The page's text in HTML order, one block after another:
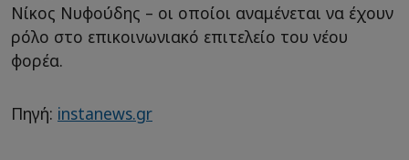
Νίκος Νυφούδης – οι οποίοι αναμένεται να έχουν
ρόλο στο επικοινωνιακό επιτελείο του νέου
φορέα.
Πηγή: instanews.gr